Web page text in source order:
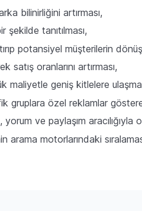
bilinirliğini artırması,
şekilde tanıtılması,
potansiyel müşterilerin
oranlarını artırması,
maliyetle geniş kitlelere
gruplara özel reklamlar
ve paylaşım aracılığıyla
motorlarındaki